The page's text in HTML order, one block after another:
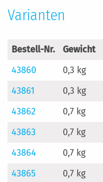
Varianten
Bestell-Nr. Gewicht
43860
0,3 kg
43861
0,3 kg
43862
0,7 kg
43863
0,7 kg
43864
0,7 kg
43865
0,7 kg